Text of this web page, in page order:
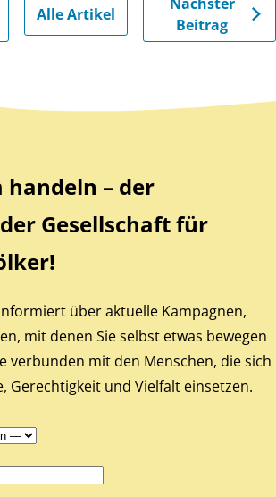
Alle Artikel
Beitrag
handeln – der
Gesellschaft für
über aktuelle Kampagnen,
mit denen Sie selbst etwas bewegen
verbunden mit den Menschen, die sich
Gerechtigkeit und Vielfalt einsetzen.